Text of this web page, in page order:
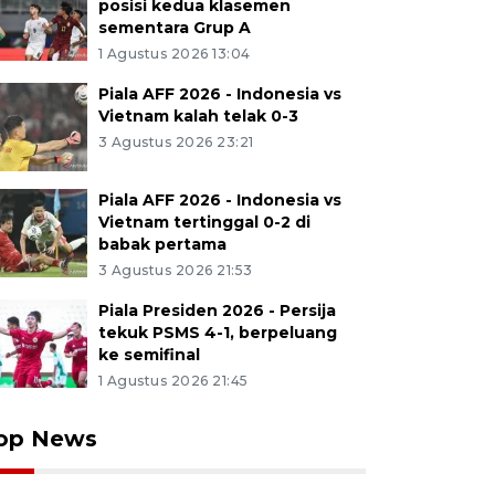
posisi kedua klasemen
sementara Grup A
1 Agustus 2026 13:04
Piala AFF 2026 - Indonesia vs
Vietnam kalah telak 0-3
3 Agustus 2026 23:21
Piala AFF 2026 - Indonesia vs
Vietnam tertinggal 0-2 di
babak pertama
3 Agustus 2026 21:53
Piala Presiden 2026 - Persija
tekuk PSMS 4-1, berpeluang
ke semifinal
1 Agustus 2026 21:45
News